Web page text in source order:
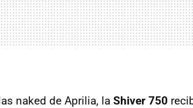
naked de Aprilia, la Shiver 750